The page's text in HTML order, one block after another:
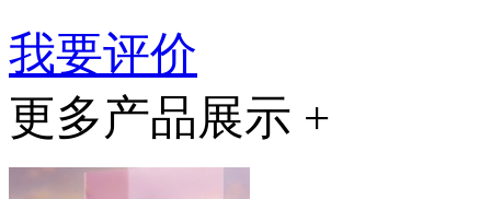
我要评价
更多产品展示 +